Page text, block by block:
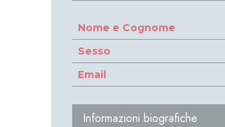
Nome e Cognome
Sesso
Email
Informazioni biografiche